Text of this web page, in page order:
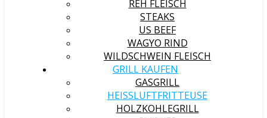
REH FLEISCH
STEAKS
US BEEF
WAGYO RIND
WILDSCHWEIN FLEISCH
GRILL KAUFEN
GASGRILL
HEISSLUFTFRITTEUSE
HOLZKOHLEGRILL